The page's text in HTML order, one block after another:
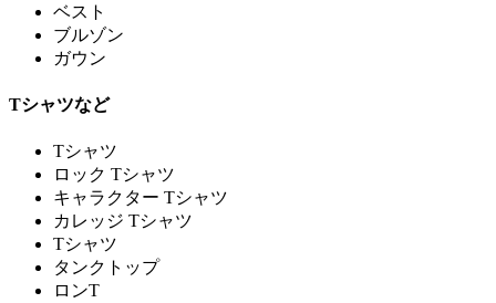
ベスト
ブルゾン
ガウン
Tシャツなど
Tシャツ
ロック Tシャツ
キャラクター Tシャツ
カレッジ Tシャツ
Tシャツ
タンクトップ
ロンT